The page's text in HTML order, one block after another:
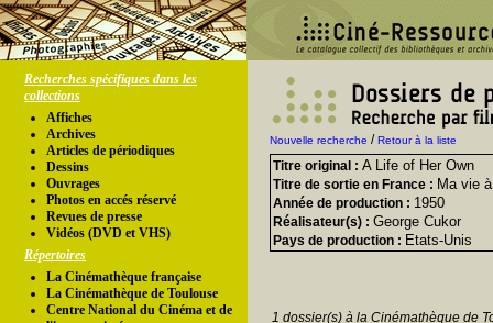
Recherches spécifiques dans les
collections
Affiches
Archives
Articles de périodiques
Dessins
Ouvrages
Photos en accés réservé
Revues de presse
Vidéos (DVD et VHS)
Répertoires
La Cinémathèque française
La Cinémathèque de Toulouse
Centre National du Cinéma et de
Nouvelle recherche /Retour à la liste
Titre original : A Life of Her Own
Titre de sortie en France : Ma vie
Année de production : 1950
Réalisateur(s) : George Cukor
Pays de production : Etats-Unis
1 dossier(s) à la Cinémathèque de